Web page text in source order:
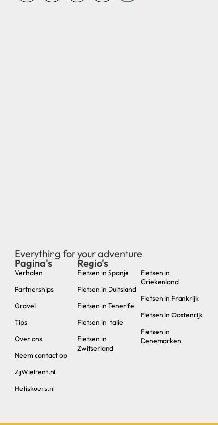
Everything for your adventure
Pagina's
Verhalen
Partnerships
Gravel
Tips
Over ons
Neem contact op
ZijWielrent.nl
Hetiskoers.nl
Regio's
Fietsen in Spanje
Fietsen in Duitsland
Fietsen in Tenerife
Fietsen in Italie
Fietsen in
Zwitserland
Fietsen in
Griekenland
Fietsen in Frankrijk
Fietsen in Oostenrijk
Fietsen in
Denemarken